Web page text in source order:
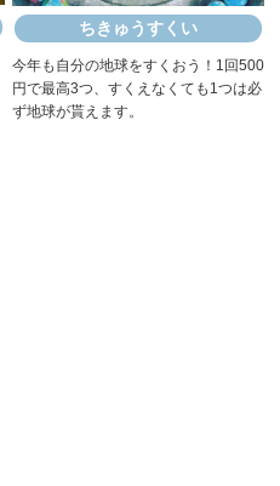
ちきゅうすくい
今年も自分の地球をすくおう！1回500
円で最高3つ、すくえなくても1つは必
ず地球が貰えます。